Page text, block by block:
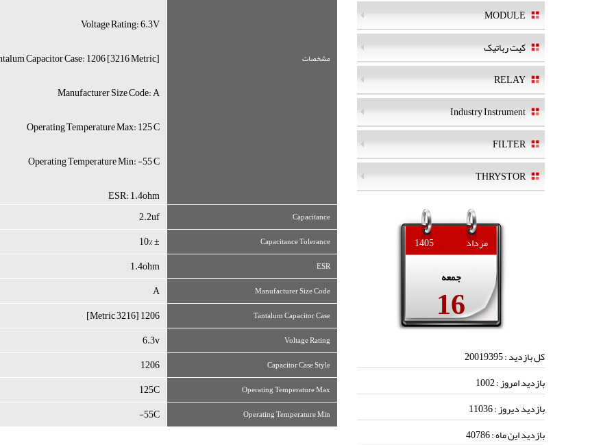
MODULE
کیت رباتیک
RELAY
Industry Instrument
FILTER
THRYSTOR
1405
مرداد
جمعه
16
کل بازدید :20019395
بازدید امروز :1002
بازدید دیروز :11036
بازدید این ماه :40786
Voltage Rating: 6.3V
Capacitor Case: 1206 [3216 Metric]
Manufacturer Size Code: A
Operating Temperature Max: 125°C
Operating Temperature Min: -55°C
ESR: 1.4ohm
مشخصات
2.2uf Capacitance
± 10% Capacitance Tolerance
1.4ohm ESR
A Manufacturer Size Code
1206 [3216 Metric] Tantalum Capacitor Case
6.3v Voltage Rating
1206 Capacitor Case Style
125C Operating Temperature Max
55C- Operating Temperature Min